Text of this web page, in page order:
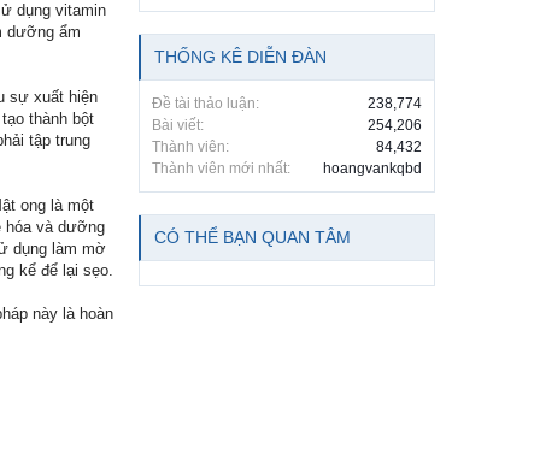
dụng vitamin
dưỡng ẩm
sự xuất hiện
thành bột
tập trung
ong là một
hóa và dưỡng
dụng làm mờ
kể để lại sẹo.
này là hoàn
THỐNG KÊ DIỄN ĐÀN
Đề tài thảo luận:
238,774
Bài viết:
254,206
Thành viên:
84,432
Thành viên mới nhất:
hoangvankqbd
CÓ THỂ BẠN QUAN TÂM